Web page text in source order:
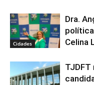
Cidades
Dra.
Celina
TJDFT